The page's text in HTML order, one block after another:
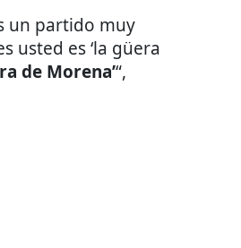
un partido muy
usted es ‘la güera
de Morena’“,